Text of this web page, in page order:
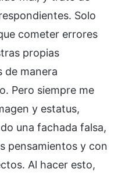
Solo
cometer errores
propias
de manera
Pero siempre me
y estatus,
una fachada falsa,
pensamientos y con
Al hacer esto,